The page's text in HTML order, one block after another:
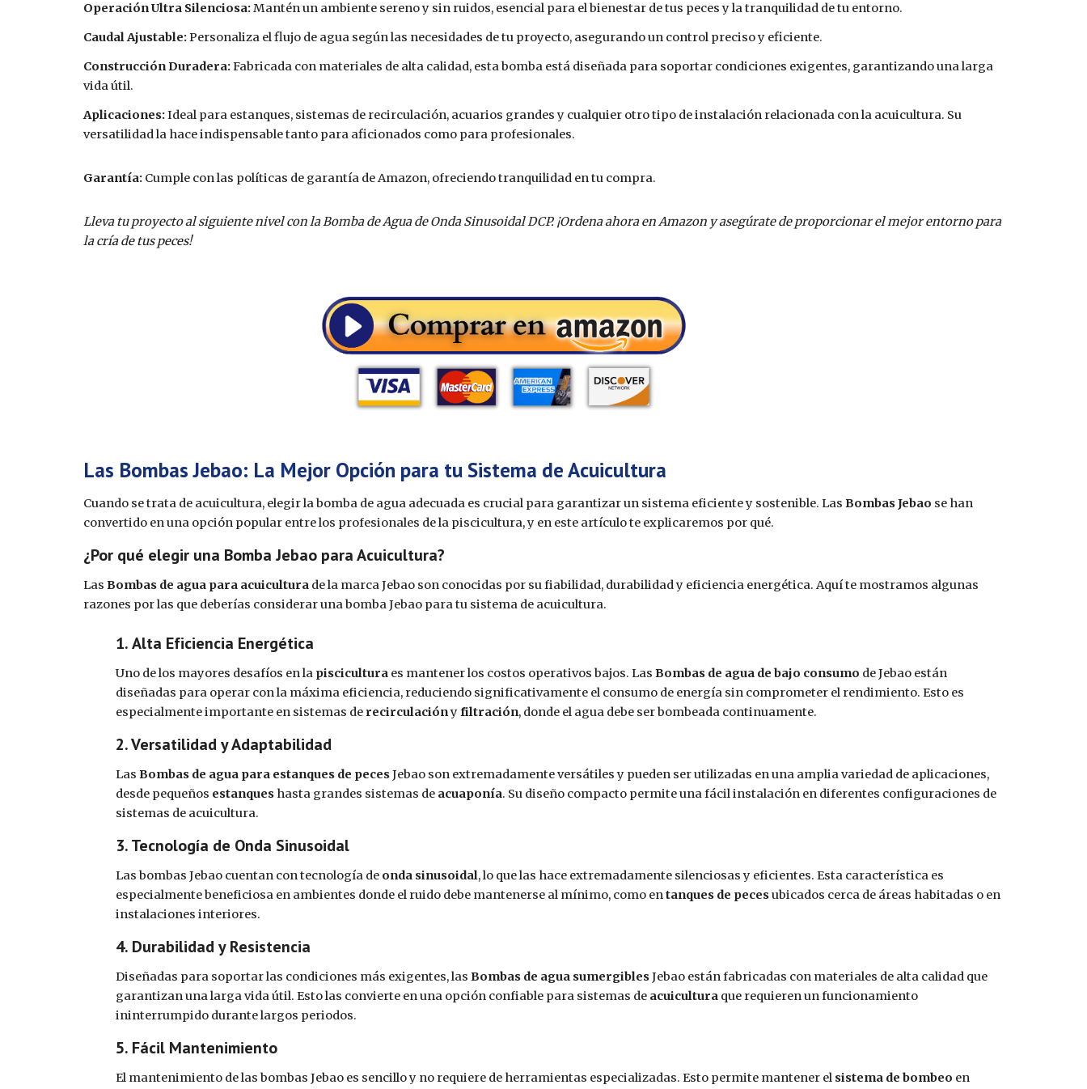
Operación Ultra Silenciosa:Mantén un ambiente sereno y sin ruidos, esencial para el bienestar de tus peces y la tranquilidad de tu entorno.
Caudal Ajustable:Personaliza el flujo de agua según las necesidades de tu proyecto, asegurando un control preciso y eficiente.
Construcción Duradera:Fabricada con materiales de alta calidad, esta bomba está diseñada para soportar condiciones exigentes, garantizando una larga
vida útil.
Aplicaciones:Ideal para estanques, sistemas de recirculación, acuarios grandes y cualquier otro tipo de instalación relacionada con la acuicultura. Su
versatilidad la hace indispensable tanto para aficionados como para profesionales.
Garantía: Cumple con las políticas de garantía de Amazon, ofreciendo tranquilidad en tu compra.
Lleva tu proyecto al siguiente nivel con la Bomba de Agua de Onda Sinusoidal DCP. ¡Ordena ahora en Amazon y asegúrate de proporcionar el mejor entorno para
la cría de tus peces!
Las Bombas Jebao: La Mejor Opción para tu Sistema de Acuicultura
Cuando se trata de acuicultura, elegir la bomba de agua adecuada es crucial para garantizar un sistema eficiente y sostenible. Las Bombas Jebao se han
convertido en una opción popular entre los profesionales de la piscicultura, y en este artículo te explicaremos por qué.
¿Por qué elegir una Bomba Jebao para Acuicultura?
Las Bombas de agua para acuiculturade la marca Jebao son conocidas por su fiabilidad, durabilidad y eficiencia energética. Aquí te mostramos algunas
razones por las que deberías considerar una bomba Jebao para tu sistema de acuicultura.
Alta Eficiencia Energética
Uno de los mayores desafíos en la pisciculturaes mantener los costos operativos bajos. Las Bombas de agua de bajo consumo de Jebao están
diseñadas para operar con la máxima eficiencia, reduciendo significativamente el consumo de energía sin comprometer el rendimiento. Esto es
especialmente importante en sistemas de recirculaciónyfiltración, donde el agua debe ser bombeada continuamente.
2. Versatilidad y Adaptabilidad
Las Bombas de agua para estanques de pecesJebao son extremadamente versátiles y pueden ser utilizadas en una amplia variedad de aplicaciones,
desde pequeños estanqueshasta grandes sistemas de acuaponía. Su diseño compacto permite una fácil instalación en diferentes configuraciones de
sistemas de acuicultura.
3. Tecnología de Onda Sinusoidal
Las bombas Jebao cuentan con tecnología de onda sinusoidal, lo que las hace extremadamente silenciosas y eficientes. Esta característica es
especialmente beneficiosa en ambientes donde el ruido debe mantenerse al mínimo, como entanques de pecesubicados cerca de áreas habitadas o en
instalaciones interiores.
4. Durabilidad y Resistencia
Diseñadas para soportar las condiciones más exigentes, las Bombas de agua sumergiblesJebao están fabricadas con materiales de alta calidad que
garantizan una larga vida útil. Esto las convierte en una opción confiable para sistemas de acuiculturaque requieren un funcionamiento
ininterrumpido durante largos periodos.
5. Fácil Mantenimiento
El mantenimiento de las bombas Jebao es sencillo y no requiere de herramientas especializadas. Esto permite mantener el sistema de bombeo en